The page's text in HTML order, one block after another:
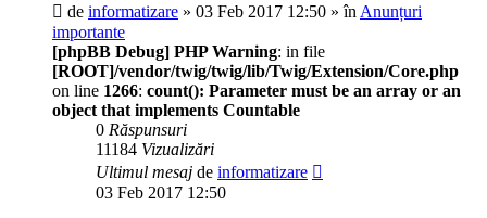
de informatizare » 03 Feb 2017 12:50 » în Anunțuri
importante
[phpBB Debug] PHP Warning: in file
[ROOT]/vendor/twig/twig/lib/Twig/Extension/Core.php
on line 1266: count(): Parameter must be an array or an
object that implements Countable
0 Răspunsuri
11184 Vizualizări
Ultimul mesaj de informatizare
03 Feb 2017 12:50